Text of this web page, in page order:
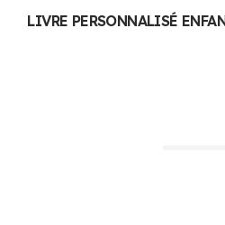
LIVRE PERSONNALISÉ